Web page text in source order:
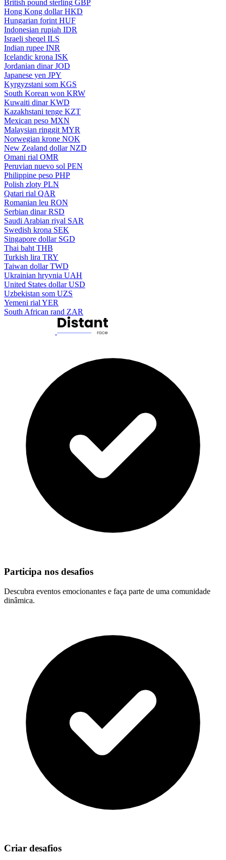
British pound sterling GBP
Hong Kong dollar HKD
Hungarian forint HUF
Indonesian rupiah IDR
Israeli sheqel ILS
Indian rupee INR
Icelandic krona ISK
Jordanian dinar JOD
Japanese yen JPY
Kyrgyzstani som KGS
South Korean won KRW
Kuwaiti dinar KWD
Kazakhstani tenge KZT
Mexican peso MXN
Malaysian ringgit MYR
Norwegian krone NOK
New Zealand dollar NZD
Omani rial OMR
Peruvian nuevo sol PEN
Philippine peso PHP
Polish zloty PLN
Qatari rial QAR
Romanian leu RON
Serbian dinar RSD
Saudi Arabian riyal SAR
Swedish krona SEK
Singapore dollar SGD
Thai baht THB
Turkish lira TRY
Taiwan dollar TWD
Ukrainian hryvnia UAH
United States dollar USD
Uzbekistan som UZS
Yemeni rial YER
South African rand ZAR
Participa nos desafios
Descubra eventos emocionantes e faça parte de uma comunidade
dinâmica.
Criar desafios